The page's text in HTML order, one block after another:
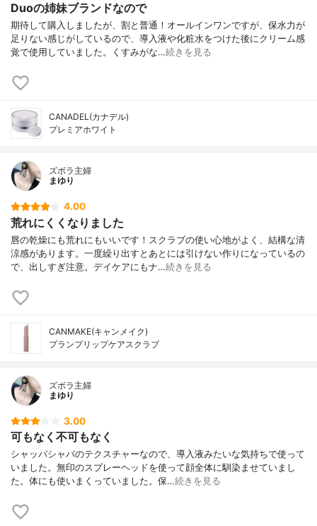
Duoの姉妹ブランドなので
期待して購入しましたが、割と普通！オールインワンですが、保水力が
足りない感じがしているので、導入液や化粧水をつけた後にクリーム感
覚で使用していました。くすみがな…続きを見る
CANADEL(カナデル)
プレミアホワイト
ズボラ主婦
まゆり
4.00
荒れにくくなりました
唇の乾燥にも荒れにもいいです！スクラブの使い心地がよく、結構な清
涼感があります。一度繰り出すとあとには引けない作りになっているの
で、出しすぎ注意。デイケアにもナ…続きを見る
CANMAKE(キャンメイク)
プランプリップケアスクラブ
ズボラ主婦
まゆり
3.00
可もなく不可もなく
シャッバシャバのテクスチャーなので、導入液みたいな気持ちで使って
いました。無印のスプレーヘッドを使って顔全体に馴染ませていまし
た。体にも使いまくっていました。保…続きを見る